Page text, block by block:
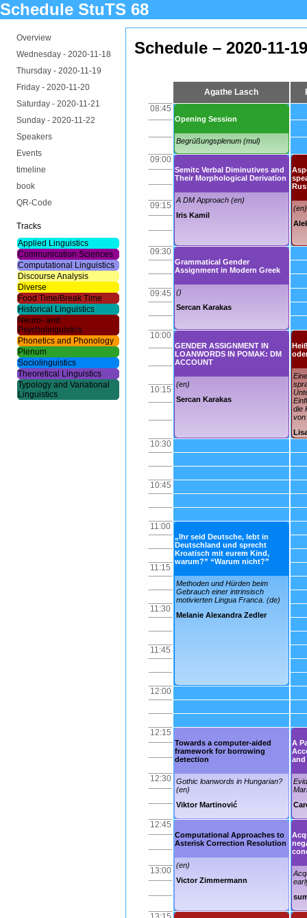
Schedule StuTS 68
Overview
Wednesday - 2020-11-18
Thursday - 2020-11-19
Friday - 2020-11-20
Saturday - 2020-11-21
Sunday - 2020-11-22
Speakers
Events
timeline
book
QR-Code
Tracks
Applied Linguistics
Communication Sciences
Computational Linguistics
Discourse Analysis
Diverse
Food Time/Break Time
Historical Linguistics
Neuro- and
Psycholinguistics
Phonetics and Phonology
Plenum
Sociolinguistics
Theoretical Linguistics
Typology and Variational
Linguistics
Schedule – 2020-11-
Agathe Lasch
08:45
Opening Session
Begrüßungsplenum (mul)
09:00
Semitc Verbal Diminutives and
Their Morphological Derivation
A DM Approach (en)
Iris Kamil
(en)
09:15
09:30
Grammatical Gender
Assignment in Modern Greek
()
Sercan Karakas
09:45
10:00
GENDER ASSIGNMENT IN
LOANWORDS IN POMAK: DM
ACCOUNT
(en)
Sercan Karakas
Eine
die
von
10:15
10:30
10:45
11:00
„Ihr seid Deutsche, lebt in
Deutschland und sprecht
Kroatisch mit eurem Kind,
warum?” “Warum nicht?”
Methoden und Hürden beim
Gebrauch einer intrinsisch
motivierten Lingua Franca. (de)
Melanie Alexandra Zedler
11:15
11:30
11:45
12:00
12:15
Towards a computer-aided
framework for borrowing
detection
Gothic loanwords in Hungarian?
(en)
Viktor Martinović
A
and
12:30
12:45
Computational Approaches to
Asterisk Correction Resolution
(en)
Victor Zimmermann
13:00